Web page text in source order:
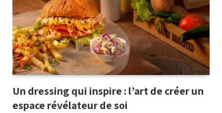
Un dressing qui inspire : l’art de créer un
espace révélateur de soi